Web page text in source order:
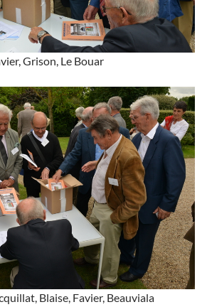
Grison, Le Bouar
Blaise, Favier, Beauviala